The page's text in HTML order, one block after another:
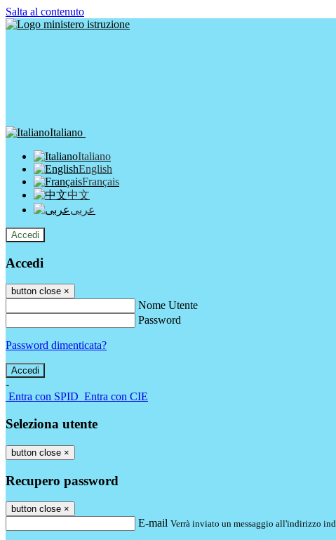
Salta al contenuto
Italiano
Italiano
English
Français
中文
عربى
Accedi
Accedi
button close ×
Nome Utente
Password
Password dimenticata?
-
Entra con SPID Entra con CIE
Seleziona utente
button close ×
Recupero password
button close ×
E-mail Verrà inviato un messaggio all'indirizzo